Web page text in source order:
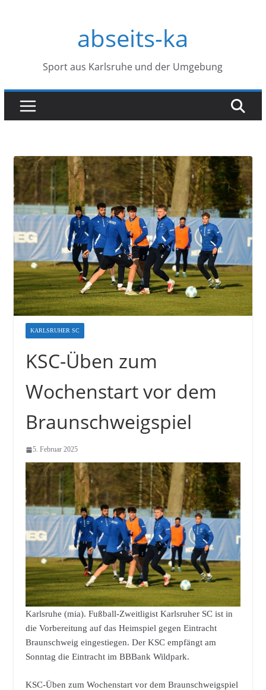
abseits-ka
Sport aus Karlsruhe und der Umgebung
KARLSRUHER SC
KSC-Üben zum
Wochenstart vor dem
Braunschweigspiel
5. Februar 2025
Karlsruhe (mia). Fußball-Zweitligist Karlsruher SC ist in
die Vorbereitung auf das Heimspiel gegen Eintracht
Braunschweig eingestiegen. Der KSC empfängt am
Sonntag die Eintracht im BBBank Wildpark.
KSC-Üben zum Wochenstart vor dem Braunschweigspiel